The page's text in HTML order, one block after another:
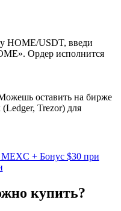
HOME/USDT, введи
Ордер исполнится
оставить на бирже
Trezor) для
MEXC + Бонус $30 при
купить?